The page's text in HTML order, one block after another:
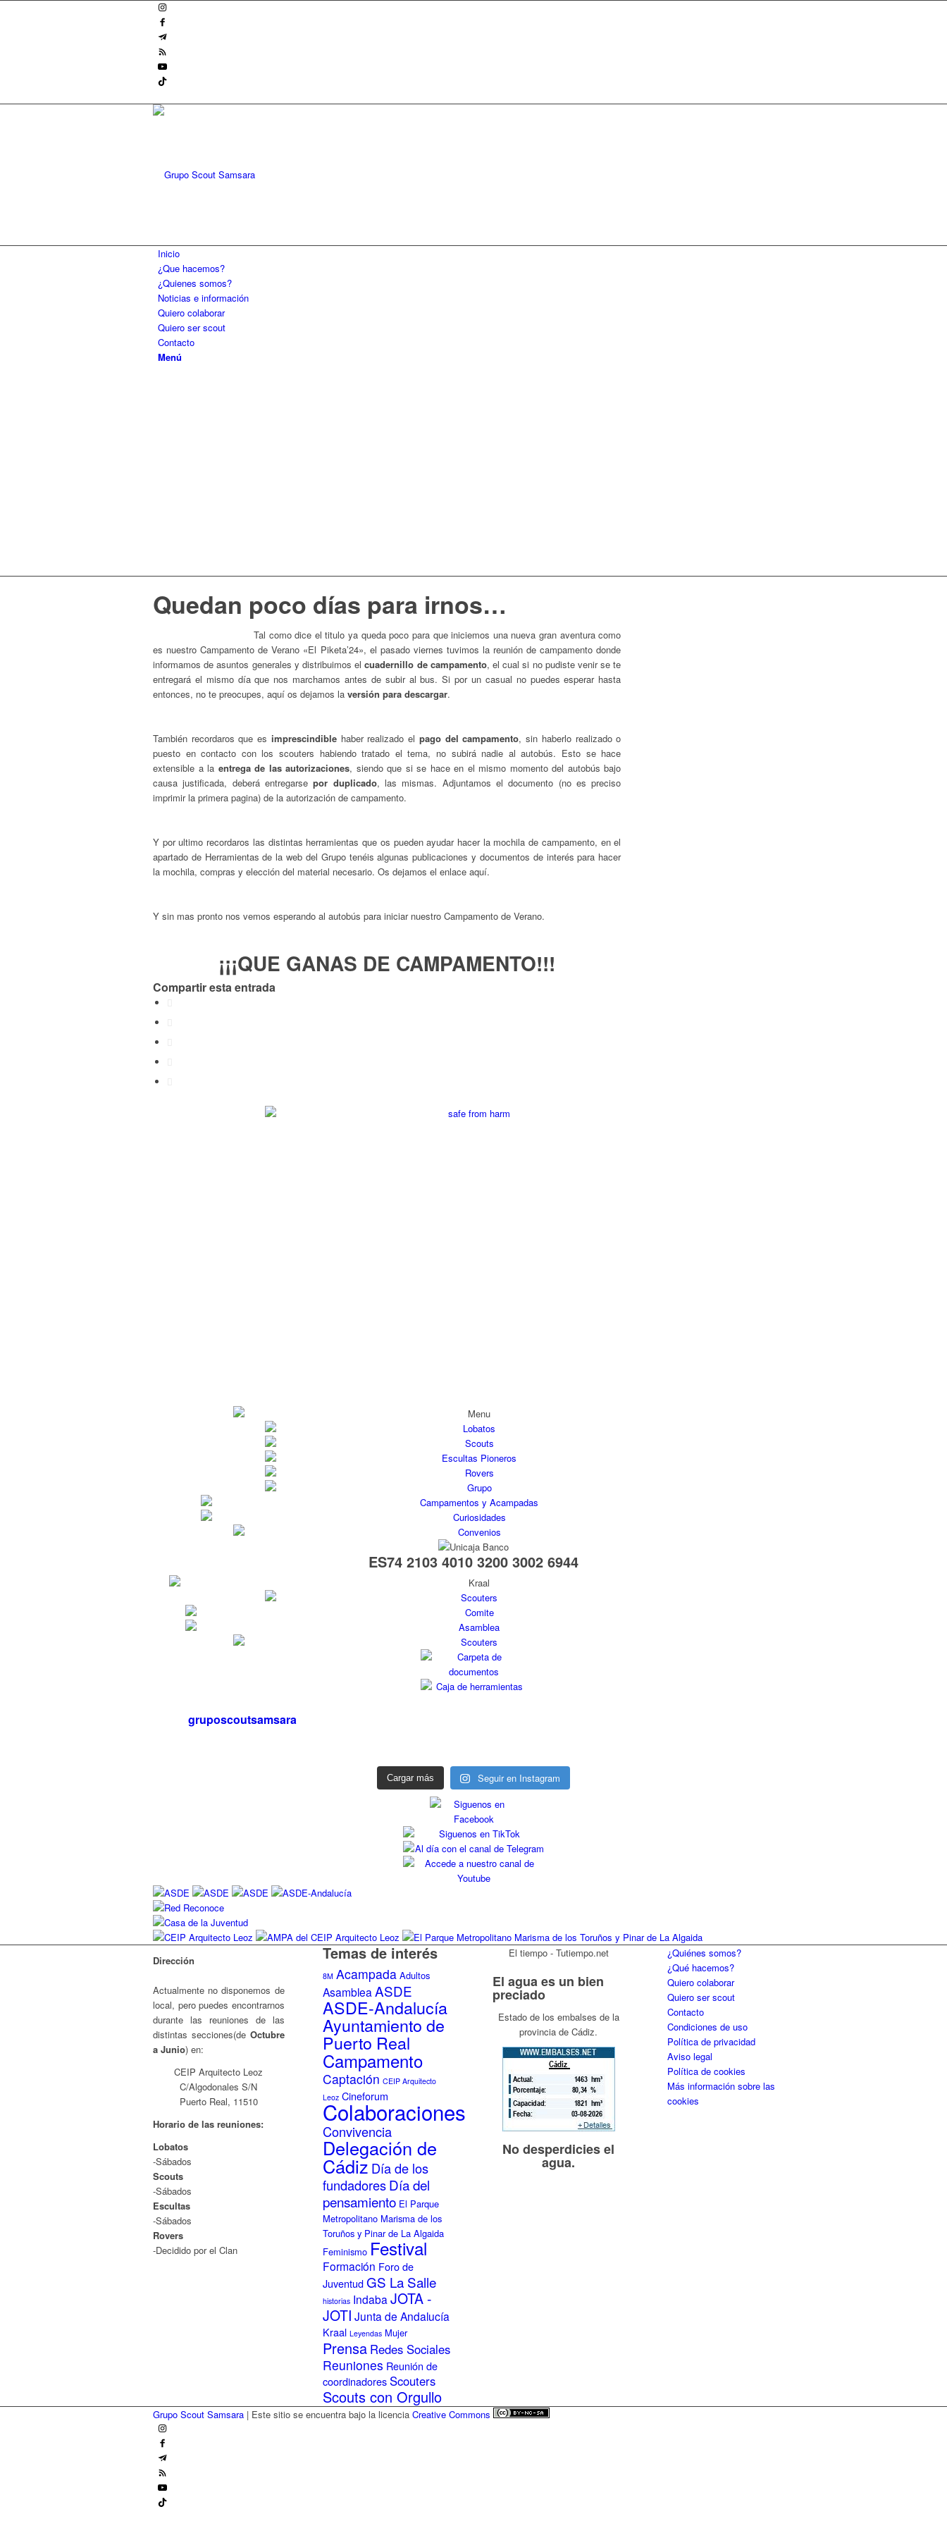
Inicio
¿Que hacemos?
¿Quienes somos?
Noticias e información
Quiero colaborar
Quiero ser scout
Contacto
Menú
Quedan poco días para irnos…
Tal como dice el titulo ya queda poco para que iniciemos una nueva gran aventura como
es nuestro Campamento de Verano «El Piketa’24», el pasado viernes tuvimos la reunión de campamento donde
informamos de asuntos generales y distribuimos elcuadernillo de campamento, el cual si no pudiste venir se te
entregará el mismo día que nos marchamos antes de subir al bus. Si por un casual no puedes esperar hasta
entonces, no te preocupes, aquí os dejamos la versión para descargar.
También recordaros que es imprescindiblehaber realizado el pago del campamento, sin haberlo realizado o
puesto en contacto con los scouters habiendo tratado el tema, no subirá nadie al autobús. Esto se hace
extensible a la entrega de las autorizaciones, siendo que si se hace en el mismo momento del autobús bajo
causa justificada, deberá entregarsepor duplicado, las mismas. Adjuntamos el documento (no es preciso
imprimir la primera pagina) de la autorización de campamento.
Y por ultimo recordaros las distintas herramientas que os pueden ayudar hacer la mochila de campamento, en el
apartado de Herramientas de la web del Grupo tenéis algunas publicaciones y documentos de interés para hacer
la mochila, compras y elección del material necesario. Os dejamos el enlace aquí.
Y sin mas pronto nos vemos esperando al autobús para iniciar nuestro Campamento de Verano.
¡¡¡QUE GANAS DE CAMPAMENTO!!!
Compartir esta entrada
ES74 2103 4010 3200 3002 6944
gruposcoutsamsara
Cargar más Seguir en Instagram
Dirección
Actualmente no disponemos de
local, pero puedes encontrarnos
durante las reuniones de las
distintas secciones(de Octubre
a Junio) en:
CEIP Arquitecto Leoz
C/Algodonales S/N
Puerto Real, 11510
Horario de las reuniones:
Lobatos
-Sábados
Scouts
-Sábados
Escultas
-Sábados
Rovers
-Decidido por el Clan
Temas de interés
8M Acampada Adultos
Asamblea ASDE
ASDE-Andalucía
Ayuntamiento de
Puerto Real
Campamento
Captación CEIP Arquitecto
Leoz Cineforum
Colaboraciones
Convivencia
Delegación de
Cádiz Día de los
fundadoresDía del
pensamiento El Parque
Metropolitano Marisma de los
Toruños y Pinar de La Algaida
Feminismo Festival
Formación Foro de
JuventudGS La Salle
historias Indaba JOTA -
JOTI Junta de Andalucía
Kraal Leyendas Mujer
Prensa Redes Sociales
Reuniones Reunión de
coordinadores Scouters
Scouts con Orgullo
El tiempo - Tutiempo.net
El agua es un bien
preciado
Estado de los embalses de la
provincia de Cádiz.
No desperdicies el
agua.
¿Quiénes somos?
¿Qué hacemos?
Quiero colaborar
Quiero ser scout
Contacto
Condiciones de uso
Política de privacidad
Aviso legal
Política de cookies
Más información sobre las
cookies
Grupo Scout Samsara | Este sitio se encuentra bajo la licencia Creative Commons